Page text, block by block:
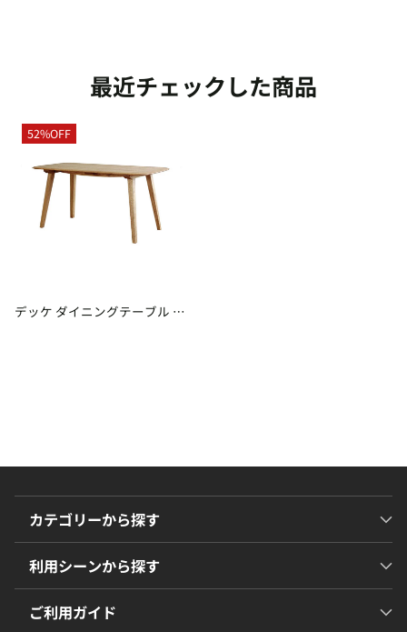
最近チェックした商品
52%OFF
デッケ ダイニングテーブル ス
カテゴリーから探す
利用シーンから探す
ご利用ガイド